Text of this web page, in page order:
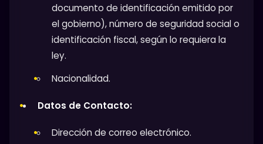
documento de identificación emitido por
el gobierno), número de seguridad social o
identificación fiscal, según lo requiera la
ley.
Nacionalidad.
Datos de Contacto:
Dirección de correo electrónico.